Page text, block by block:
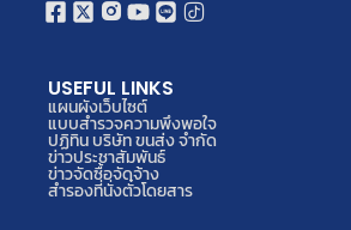
USEFUL LINKS
แผนผังเว็บไซต์
แบบสำรวจความพึงพอใจ
ปฏิทิน บริษัท ขนส่ง จำกัด
ข่าวประชาสัมพันธ์
ข่าวจัดซื้อจัดจ้าง
สำรองที่นั่งตั๋วโดยสาร